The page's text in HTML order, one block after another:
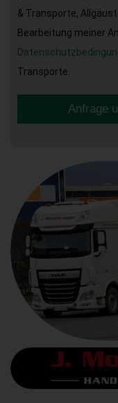
& Transporte,
Bearbeitung meiner
Transporte.
Anfrage